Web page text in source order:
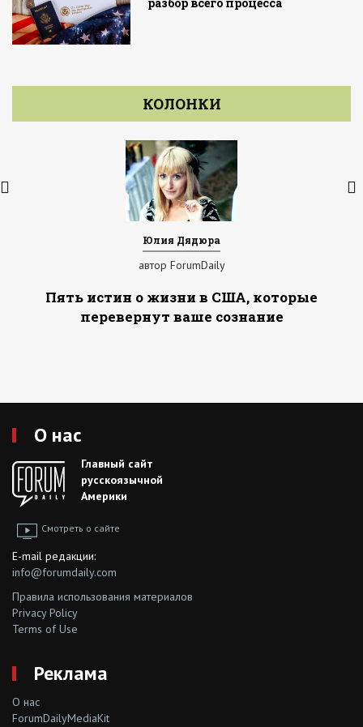
КОЛОНКИ
Юлия Дядюра
автор ForumDaily
Пять истин о жизни в США, которые
перевернут ваше сознание
О нас
Главный сайт
русскоязычной
Америки
Смотреть о сайте
E-mail редакции:
info@forumdaily.com
Правила использования материалов
Privacy Policy
Terms of Use
Реклама
О нас
ForumDailyMediaKit